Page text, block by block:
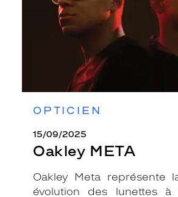
OPTICIEN
15/09/2025
Oakley META
Oakley Meta représente
évolution des lunettes à